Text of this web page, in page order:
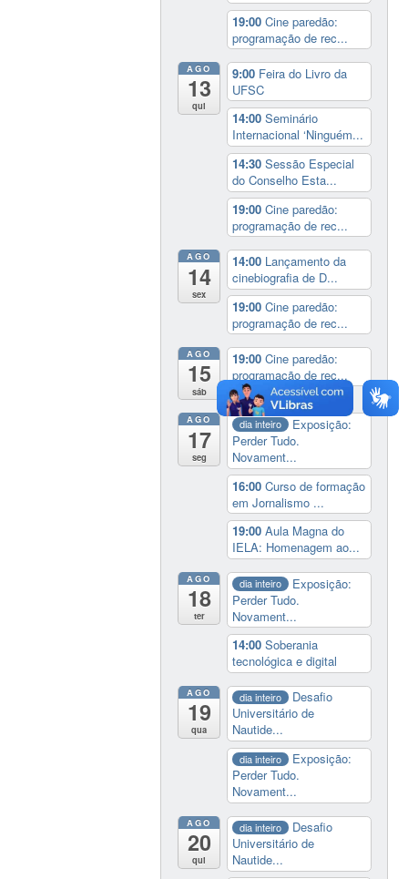
19:00Cine paredão:
programação de rec...
AGO
13
qui
9:00 Feira do Livro da
UFSC
14:00Seminário
Internacional ‘Ninguém...
14:30Sessão Especial
do Conselho Esta...
19:00Cine paredão:
programação de rec...
AGO
14
sex
14:00 Lançamento da
cinebiografia de D...
19:00Cine paredão:
programação de rec...
AGO
15
sáb
19:00Cine paredão:
programação de rec...
AGO
17
seg
dia inteiro
Exposição:
Perder Tudo.
Novament...
16:00Curso de formação
em Jornalismo ...
19:00Aula Magna do
IELA: Homenagem ao...
AGO
18
ter
dia inteiro
Exposição:
Perder Tudo.
Novament...
14:00Soberania
tecnológica e digital
AGO
19
qua
dia inteiro
Desafio
Universitário de
Nautide...
dia inteiro
Exposição:
Perder Tudo.
Novament...
AGO
20
qui
dia inteiro
Desafio
Universitário de
Nautide...